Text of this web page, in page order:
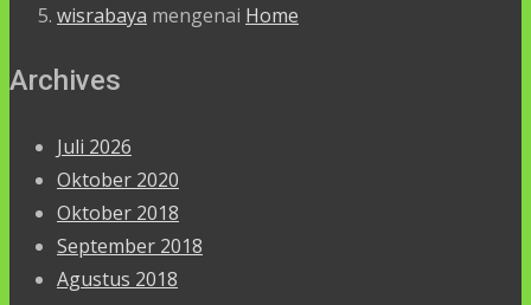
wisrabaya mengenai Home
Archives
Juli 2026
Oktober 2020
Oktober 2018
September 2018
Agustus 2018